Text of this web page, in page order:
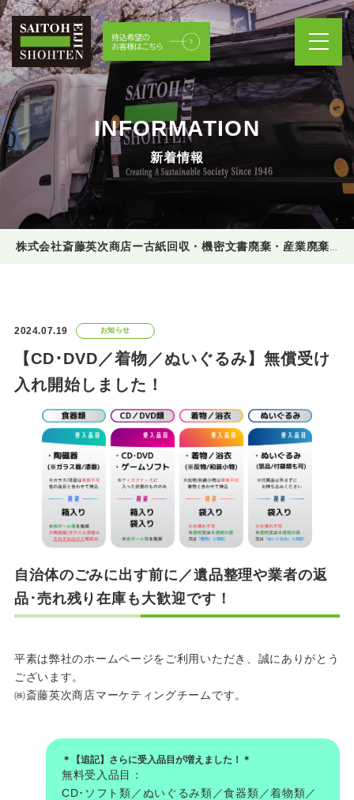
INFORMATION
新着情報
2024.07.19 お知らせ
【CD･DVD／着物／ぬいぐるみ】無償受け
入れ開始しました！
自治体のごみに出す前に／遺品整理や業者の返
品･売れ残り在庫も大歓迎です！
平素は弊社のホームページをご利用いただき、誠にありがとう
ございます。
㈱斎藤英次商店マーケティングチームです。
＊【追記】さらに受入品目が増えました！＊
無料受入品目：
CD･ソフト類／ぬいぐるみ類／食器類／着物類／